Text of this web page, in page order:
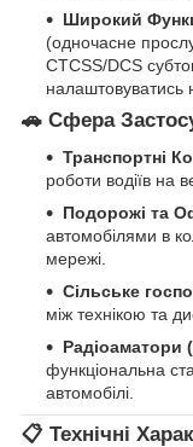
Широкий
(одночасне
CTCSS/DCS
налаштовуватись
🚗 Сфера
Транспортні
роботи водіїв на
Подорожі та
автомобілями в
мережі.
Сільське
між технікою та
Радіоаматори
функціональна
автомобілі.
📋 Технічні